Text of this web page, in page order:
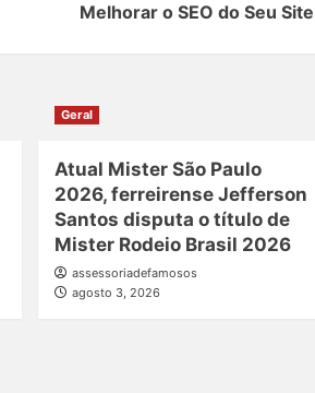
Melhorar o SEO do Seu Site
Geral
Atual Mister São Paulo
2026, ferreirense Jefferson
Santos disputa o título de
Mister Rodeio Brasil 2026
assessoriadefamosos
agosto 3, 2026